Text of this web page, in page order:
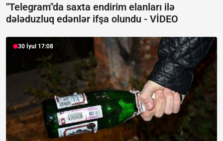
"Telegram"da saxta endirim elanları ilə
dələduzluq edənlər ifşa olundu - VİDEO
30 İyul 17:08